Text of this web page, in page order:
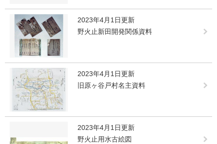
2023年4月1日更新
野火止新田開発関係資料
2023年4月1日更新
旧原ヶ谷戸村名主資料
2023年4月1日更新
野火止用水古絵図